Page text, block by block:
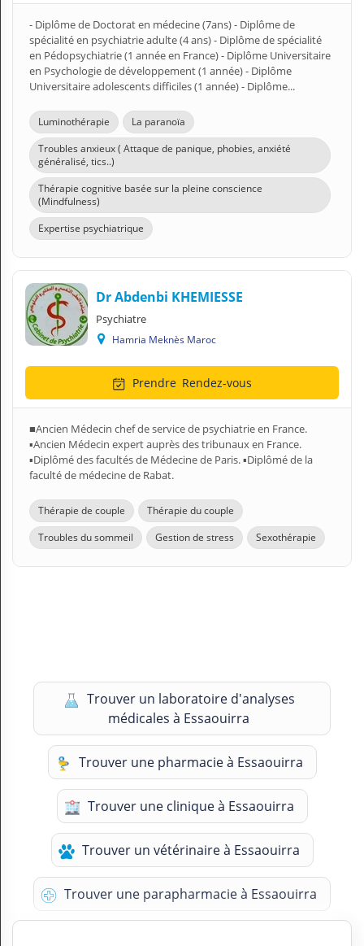
- Diplôme de Doctorat en médecine (7ans) - Diplôme de
spécialité en psychiatrie adulte (4 ans) - Diplôme de spécialité
en Pédopsychiatrie (1 année en France) - Diplôme Universitaire
en Psychologie de développement (1 année) - Diplôme
Universitaire adolescents difficiles (1 année) - Diplôme...
Luminothérapie
La paranoïa
Troubles anxieux ( Attaque de panique, phobies, anxiété
généralisé, tics..)
Thérapie cognitive basée sur la pleine conscience
(Mindfulness)
Expertise psychiatrique
Dr Abdenbi KHEMIESSE
Psychiatre
Hamria Meknès Maroc
Prendre Rendez-vous
■Ancien Médecin chef de service de psychiatrie en France.
▪︎Ancien Médecin expert auprès des tribunaux en France.
▪︎Diplômé des facultés de Médecine de Paris. ▪︎Diplômé de la
faculté de médecine de Rabat.
Thérapie de couple
Thérapie du couple
Troubles du sommeil
Gestion de stress Sexothérapie
Trouver un laboratoire d'analyses
médicales à Essaouirra
Trouver une pharmacie à Essaouirra
Trouver une clinique à Essaouirra
Trouver un vétérinaire à Essaouirra
Trouver une parapharmacie à Essaouirra